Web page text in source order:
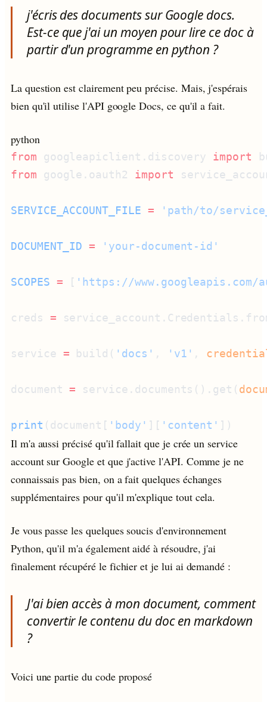
j'écris des documents sur Google docs.
Est-ce que j'ai un moyen pour lire ce doc à
partir d'un programme en python ?
La question est clairement peu précise. Mais, j'espérais
bien qu'il utilise l'API google Docs, ce qu'il a fait.
python
from googleapiclient.discovery import
from google.oauth2 import
SERVICE_ACCOUNT_FILE =
DOCUMENT_ID =
SCOPES = [ 'https://www.googleapis.com/
creds =
service = build( 'docs' , 'v1' ,
document = service.documents().get(
print (document[ 'body' ][ 'content'
Il m'a aussi précisé qu'il fallait que je crée un service
account sur Google et que j'active l'API. Comme je ne
connaissais pas bien, on a fait quelques échanges
supplémentaires pour qu'il m'explique tout cela.
Je vous passe les quelques soucis d'environnement
Python, qu'il m'a également aidé à résoudre, j'ai
finalement récupéré le fichier et je lui ai demandé :
J'ai bien accès à mon document, comment
convertir le contenu du doc en markdown
?
Voici une partie du code proposé